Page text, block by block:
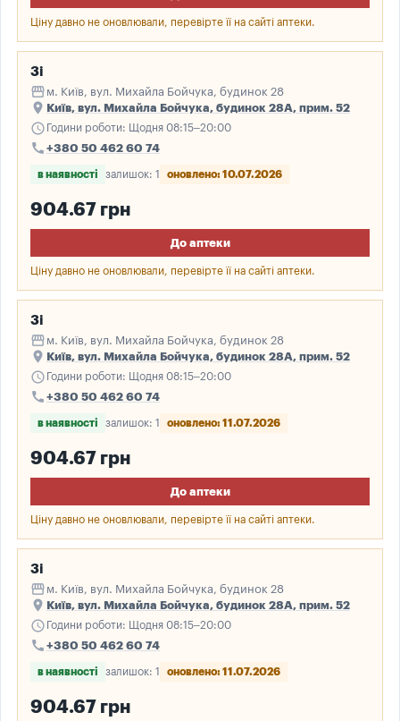
Ціну давно не оновлювали, перевірте її на сайті аптеки.
3і
storefront м. Київ, вул. Михайла Бойчука, будинок 28
place Київ, вул. Михайла Бойчука, будинок 28А, прим. 52
schedule Години роботи: Щодня 08:15–20:00
call +380 50 462 60 74
в наявності залишок: 1 оновлено: 10.07.2026
904.67 грн
До аптеки
Ціну давно не оновлювали, перевірте її на сайті аптеки.
3і
storefront м. Київ, вул. Михайла Бойчука, будинок 28
place Київ, вул. Михайла Бойчука, будинок 28А, прим. 52
schedule Години роботи: Щодня 08:15–20:00
call +380 50 462 60 74
в наявності залишок: 1 оновлено: 11.07.2026
904.67 грн
До аптеки
Ціну давно не оновлювали, перевірте її на сайті аптеки.
3і
storefront м. Київ, вул. Михайла Бойчука, будинок 28
place Київ, вул. Михайла Бойчука, будинок 28А, прим. 52
schedule Години роботи: Щодня 08:15–20:00
call +380 50 462 60 74
в наявності залишок: 1 оновлено: 11.07.2026
904.67 грн